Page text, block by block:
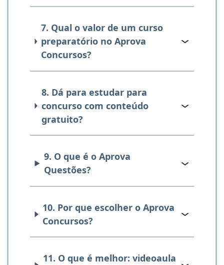
7. Qual o valor de um curso
preparatório no Aprova
Concursos?
8. Dá para estudar para
concurso com conteúdo
gratuito?
9. O que é o Aprova
Questões?
10. Por que escolher o Aprova
Concursos?
11. O que é melhor: videoaula